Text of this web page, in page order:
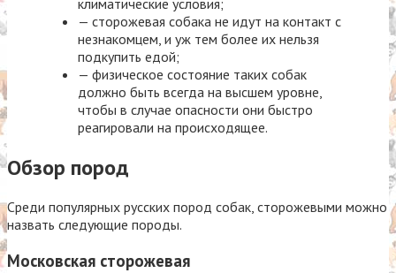
— сторожевая собака не идут на контакт с
незнакомцем, и уж тем более их нельзя
подкупить едой;
— физическое состояние таких собак
должно быть всегда на высшем уровне,
чтобы в случае опасности они быстро
реагировали на происходящее.
Обзор пород
Среди популярных русских пород собак, сторожевыми можно
назвать следующие породы.
Московская сторожевая